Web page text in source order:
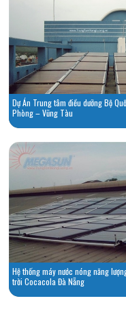
Dự Án Trung tâm điều dưỡng Bộ
Phòng – Vũng Tàu
Hệ thống máy nước nóng năng
trời Cocacola Đà Nẵng